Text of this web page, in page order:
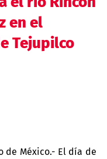
en el
Tejupilco
de México.- El día de